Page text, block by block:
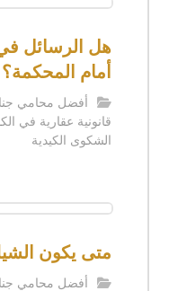
هل الرسائل في
أمام المحكمة؟
أفضل محامي
قانونية عقارية في
الشكوى الكيدية
متى يكون الشيك
أفضل محامي